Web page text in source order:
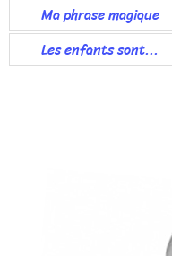
Ma phrase magique
Les enfants sont...